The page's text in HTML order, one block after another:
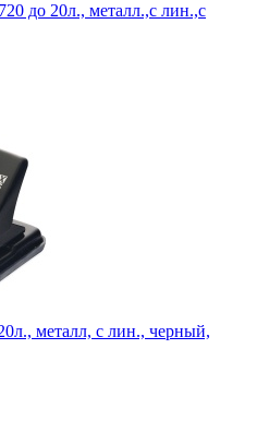
до 20л., металл.,с лин.,с
металл, с лин., черный,